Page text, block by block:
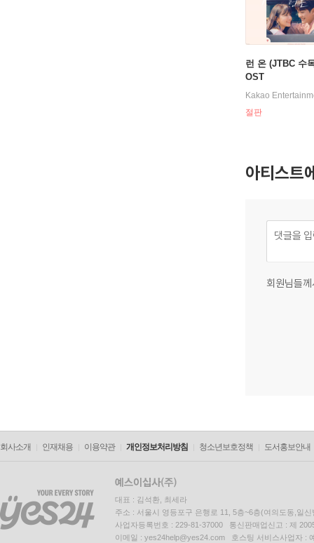
런 온 (JTBC 수
OST
Kakao
절판
아티스트
회원님들
회사소개 인재채용 이용약관 개인정보처리방침 청소년보호정책 도서홍보안내
대표 : 김석환, 최세라
주소 : 서울시 영등포구 은행로 11, 5층~6층(여의도동,일신
사업자등록번호 : 229-81-37000 통신판매업신고 : 제
이메일 : yes24help@yes24.com 호스팅 서비스사업자 :